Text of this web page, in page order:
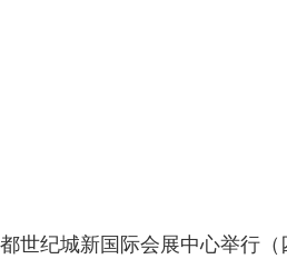
世纪城新国际会展中心举行（